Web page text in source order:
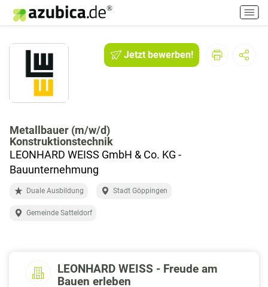
H
a
p
Jetzt bewerben!
Metallbauer (m/w/d)
Konstruktionstechnik
LEONHARD WEISS GmbH & Co. KG -
Bauunternehmung
Duale Ausbildung Stadt Göppingen
Gemeinde Satteldorf
LEONHARD WEISS - Freude am
Bauen erleben